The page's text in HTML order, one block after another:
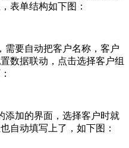
表单结构如下图：
需要自动把客户名称，客户
数据联动，点击选择客户组
添加的界面，选择客户时就
自动填写上了，如下图：